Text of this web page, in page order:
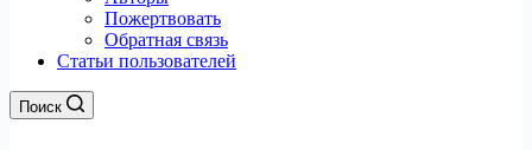
Пожертвовать
Обратная связь
Статьи пользователей
Поиск